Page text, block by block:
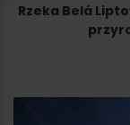
Rzeka Belá